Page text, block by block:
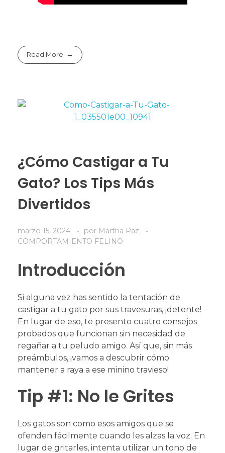
Read More
¿Cómo Castigar a Tu
Gato? Los Tips Más
Divertidos
marzo 15, 2024 por Martha Paz
COMPORTAMIENTO FELINO
Introducción
Si alguna vez has sentido la tentación de
castigar a tu gato por sus travesuras, ¡detente!
En lugar de eso, te presento cuatro consejos
probados que funcionan sin necesidad de
regañar a tu peludo amigo. Así que, sin más
preámbulos, ¡vamos a descubrir cómo
mantener a raya a ese minino travieso!
Tip #1: No le Grites
Los gatos son como esos amigos que se
ofenden fácilmente cuando les alzas la voz. En
lugar de gritarles, intenta utilizar un tono de